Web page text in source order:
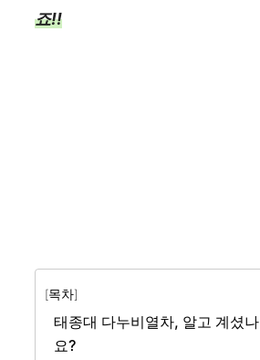
죠!!
[목차]
태종대 다누비열차, 알고 계셨나
요?